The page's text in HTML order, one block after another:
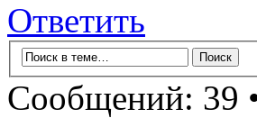
Ответить
Сообщений: 39